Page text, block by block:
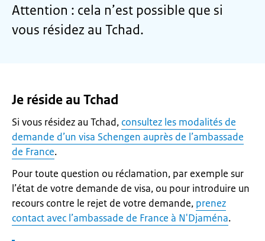
Attention : cela n’est possible que si
vous résidez au Tchad.
Je réside au Tchad
Si vous résidez au Tchad, consultez les modalités de
demande d’un visa Schengen auprès de l’ambassade
de France.
Pour toute question ou réclamation, par exemple sur
l’état de votre demande de visa, ou pour introduire un
recours contre le rejet de votre demande, prenez
contact avec l’ambassade de France à N'Djaména.